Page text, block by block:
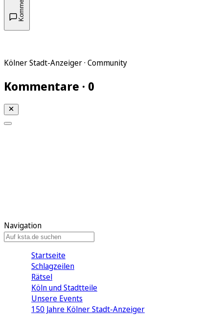
Kölner Stadt-Anzeiger · Community
Kommentare · 0
Navigation
Startseite
Schlagzeilen
Rätsel
Köln und Stadtteile
Unsere Events
150 Jahre Kölner Stadt-Anzeiger